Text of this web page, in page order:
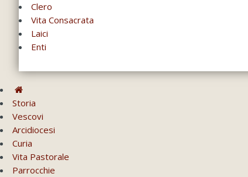
Clero
Vita Consacrata
Laici
Enti
Storia
Vescovi
Arcidiocesi
Curia
Vita Pastorale
Parrocchie